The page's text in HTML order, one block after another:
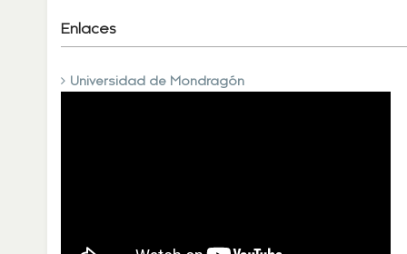
Enlaces
Universidad de Mondragón